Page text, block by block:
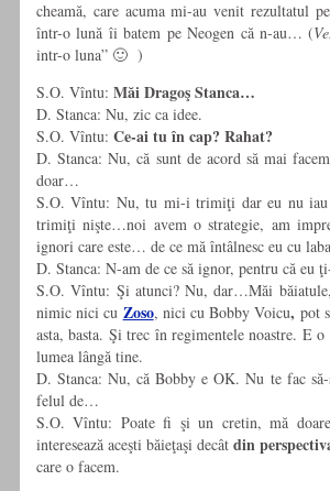
cheamă, care acuma mi-au venit rezultatul
într-o lună îi batem pe Neogen că n-au… (
intr-o luna” 🙂 )
S.O. Vîntu: Măi Dragoş Stanca…
D. Stanca: Nu, zic ca idee.
S.O. Vîntu: Ce-ai tu în cap? Rahat?
D. Stanca: Nu, că sunt de acord să mai
doar…
S.O. Vîntu: Nu, tu mi-i trimiţi dar eu nu
trimiţi nişte…noi avem o strategie, am
ignori care este… de ce mă întâlnesc eu cu
D. Stanca: N-am de ce să ignor, pentru că eu
S.O. Vîntu: Şi atunci? Nu, dar…Măi
nimic nici cu Zoso, nici cu Bobby Voicu, pot
asta, basta. Şi trec în regimentele noastre. E
lumea lângă tine.
D. Stanca: Nu, că Bobby e OK. Nu te fac
felul de…
S.O. Vîntu: Poate fi şi un cretin, mă
interesează aceşti băieţaşi decât din
care o facem.